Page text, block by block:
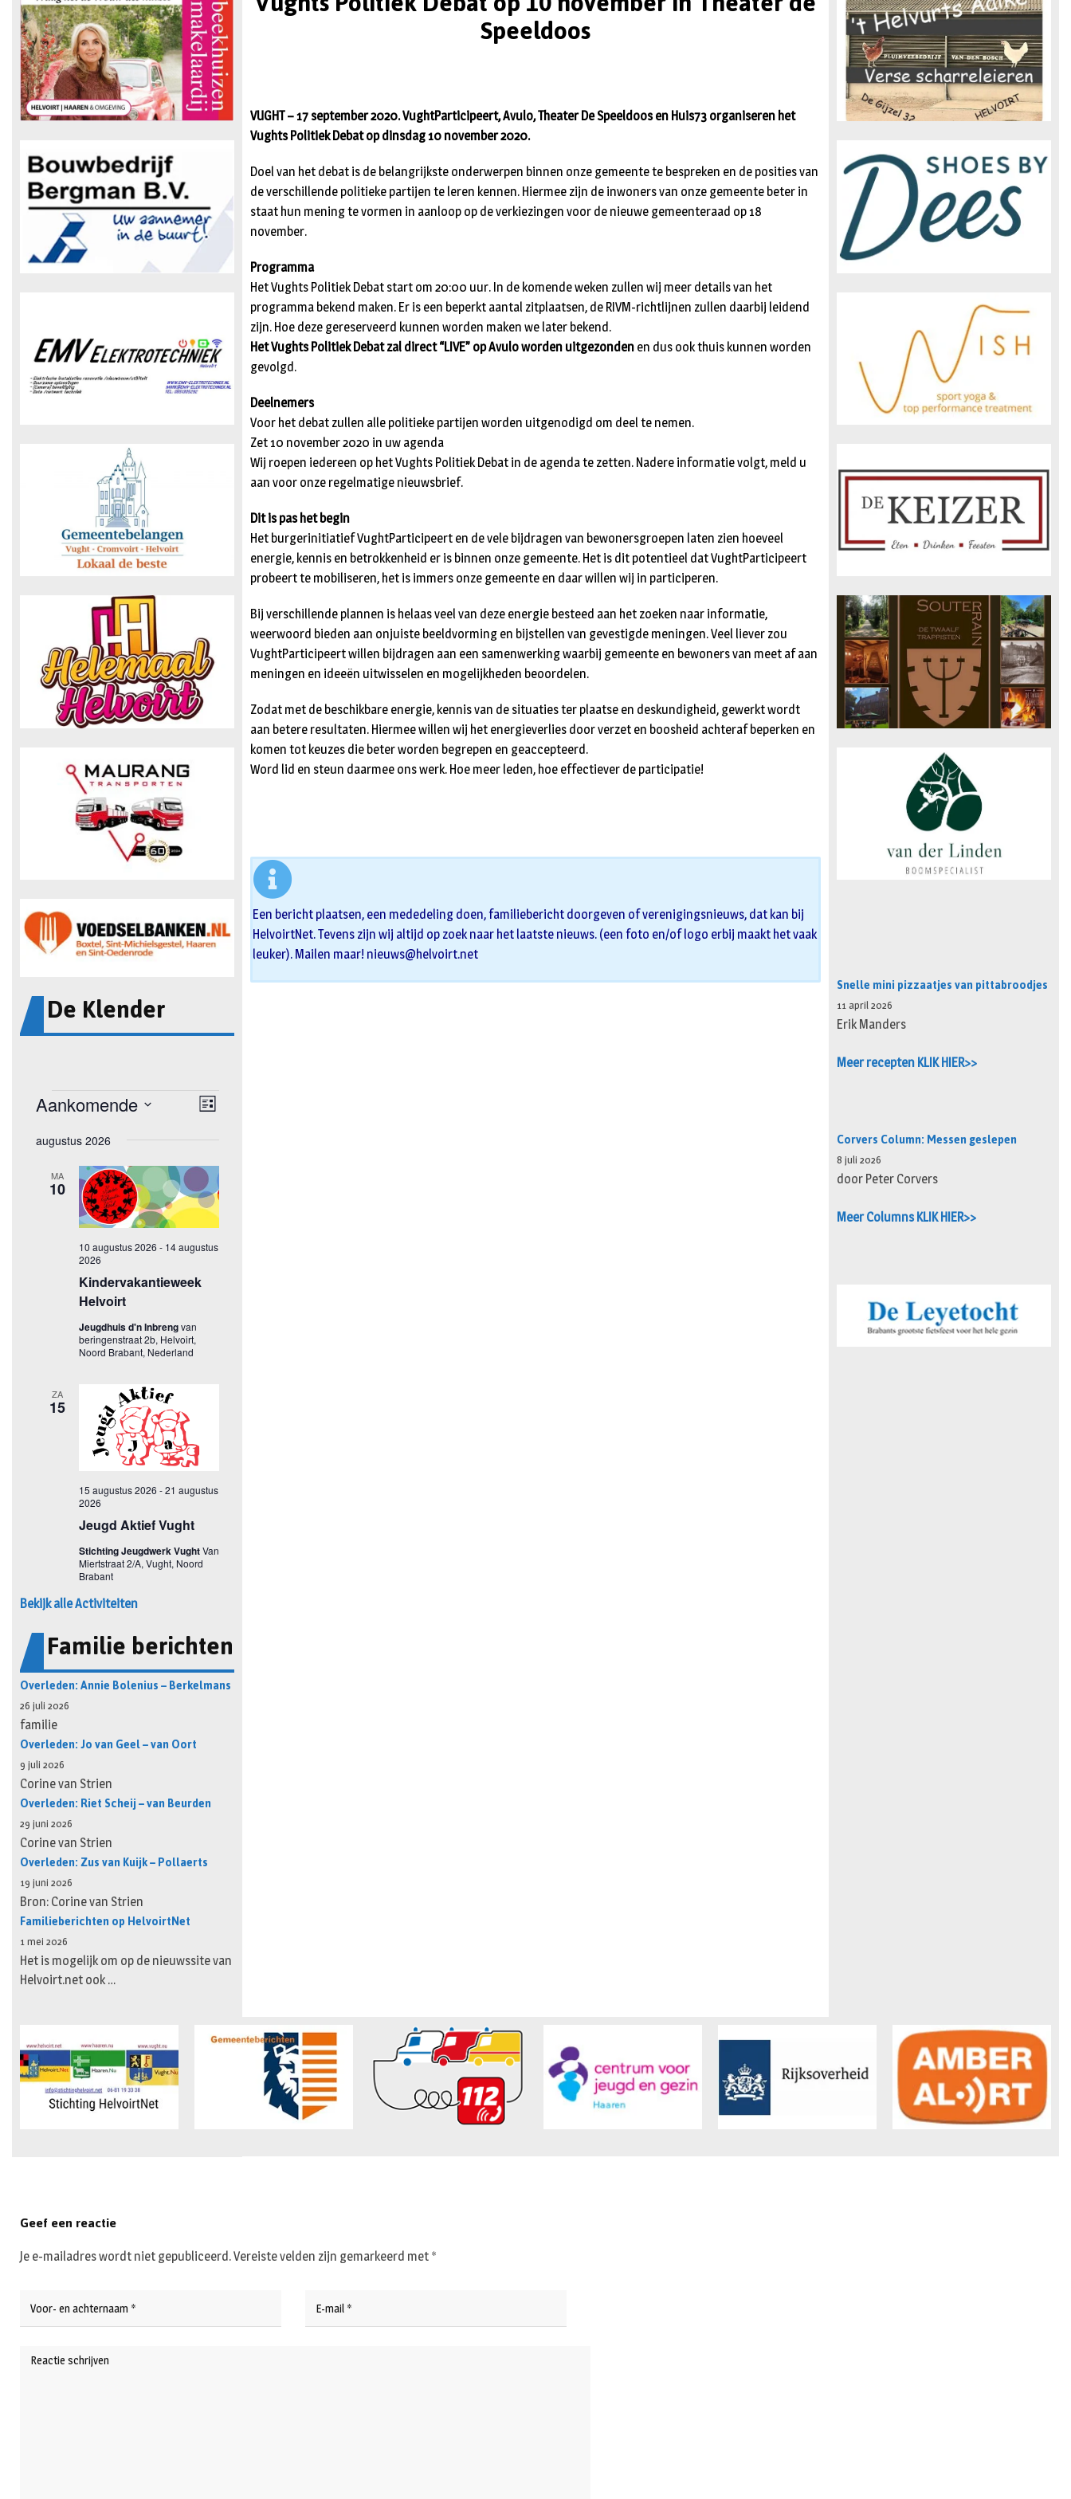
De Klender
Bekijk alle Activiteiten
Familie berichten
Overleden: Annie Bolenius – Berkelmans
26 juli 2026
familie
Overleden: Jo van Geel – van Oort
9 juli 2026
Corine van Strien
Overleden: Riet Scheij – van Beurden
29 juni 2026
Corine van Strien
Overleden: Zus van Kuijk – Pollaerts
19 juni 2026
Bron: Corine van Strien
Familieberichten op HelvoirtNet
1 mei 2026
Het is mogelijk om op de nieuwssite van
Helvoirt.net ook …
Speeldoos
VUGHT – 17 september 2020. VughtParticipeert, Avulo, Theater De Speeldoos en Huis73 organiseren het
Vughts Politiek Debat op dinsdag 10 november 2020.
Doel van het debat is de belangrijkste onderwerpen binnen onze gemeente te bespreken en de posities van
de verschillende politieke partijen te leren kennen. Hiermee zijn de inwoners van onze gemeente beter in
staat hun mening te vormen in aanloop op de verkiezingen voor de nieuwe gemeenteraad op 18
november.
Programma
Het Vughts Politiek Debat start om 20:00 uur. In de komende weken zullen wij meer details van het
programma bekend maken. Er is een beperkt aantal zitplaatsen, de RIVM-richtlijnen zullen daarbij leidend
zijn. Hoe deze gereserveerd kunnen worden maken we later bekend.
Het Vughts Politiek Debat zal direct “LIVE” op Avulo worden uitgezonden en dus ook thuis kunnen worden
gevolgd.
Deelnemers
Voor het debat zullen alle politieke partijen worden uitgenodigd om deel te nemen.
Zet 10 november 2020 in uw agenda
Wij roepen iedereen op het Vughts Politiek Debat in de agenda te zetten. Nadere informatie volgt, meld u
aan voor onze regelmatige nieuwsbrief.
Dit is pas het begin
Het burgerinitiatief VughtParticipeert en de vele bijdragen van bewonersgroepen laten zien hoeveel
energie, kennis en betrokkenheid er is binnen onze gemeente. Het is dit potentieel dat VughtParticipeert
probeert te mobiliseren, het is immers onze gemeente en daar willen wij in participeren.
Bij verschillende plannen is helaas veel van deze energie besteed aan het zoeken naar informatie,
weerwoord bieden aan onjuiste beeldvorming en bijstellen van gevestigde meningen. Veel liever zou
VughtParticipeert willen bijdragen aan een samenwerking waarbij gemeente en bewoners van meet af aan
meningen en ideeën uitwisselen en mogelijkheden beoordelen.
Zodat met de beschikbare energie, kennis van de situaties ter plaatse en deskundigheid, gewerkt wordt
aan betere resultaten. Hiermee willen wij het energieverlies door verzet en boosheid achteraf beperken en
komen tot keuzes die beter worden begrepen en geaccepteerd.
Word lid en steun daarmee ons werk. Hoe meer leden, hoe effectiever de participatie!
Een bericht plaatsen, een mededeling doen, familiebericht doorgeven of verenigingsnieuws, dat kan bij
HelvoirtNet. Tevens zijn wij altijd op zoek naar het laatste nieuws. (een foto en/of logo erbij maakt het vaak
leuker). Mailen maar! nieuws@helvoirt.net
Snelle mini pizzaatjes van pittabroodjes
11 april 2026
Erik Manders
Meer recepten KLIK HIER>>
Corvers Column: Messen geslepen
8 juli 2026
door Peter Corvers
Meer Columns KLIK HIER>>
Geef een reactie
Je e-mailadres wordt niet gepubliceerd.Vereiste velden zijn gemarkeerd met *
n